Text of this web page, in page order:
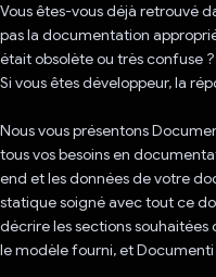
Vous êtes-vous déjà retrouvé
pas la documentation
était obsolète ou très confuse ?
Si vous êtes développeur, la
Nous vous présentons
tous vos besoins en
end et les données de votre
statique soigné avec tout ce
décrire les sections
le modèle fourni, et